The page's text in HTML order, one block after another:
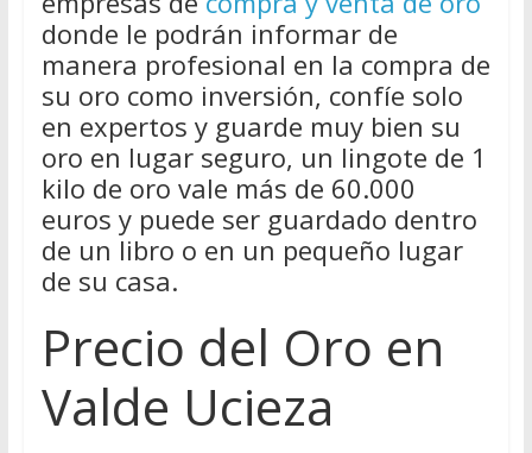
donde le podrán informar de
manera profesional en la compra de
su oro como inversión, confíe solo
en expertos y guarde muy bien su
oro en lugar seguro, un lingote de 1
kilo de oro vale más de 60.000
euros y puede ser guardado dentro
de un libro o en un pequeño lugar
de su casa.
Precio del Oro en
Valde Ucieza